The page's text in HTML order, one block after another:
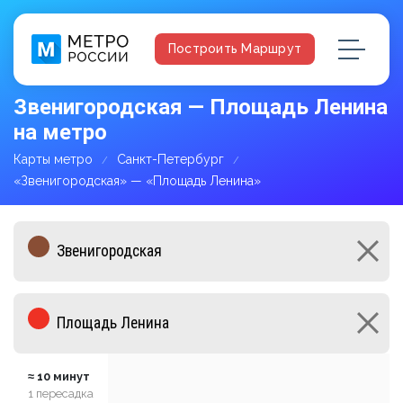
Построить Маршрут
Звенигородская — Площадь Ленина
на метро
Карты метро
Санкт-Петербург
«Звенигородская» — «Площадь Ленина»
≈ 10 минут
1 пересадка